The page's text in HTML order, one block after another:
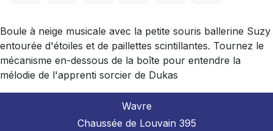
Boule à neige musicale avec la petite souris ballerine Suzy
entourée d'étoiles et de paillettes scintillantes. Tournez le
mécanisme en-dessous de la boîte pour entendre la
mélodie de l'apprenti sorcier de Dukas
Wavre
Chaussée de Louvain 395